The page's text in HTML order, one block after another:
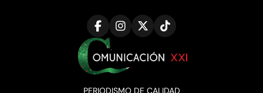
PERIODISMO DE CALIDAD